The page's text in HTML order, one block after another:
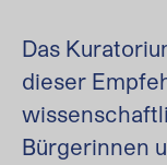
Das
dieser
Bürgerinnen